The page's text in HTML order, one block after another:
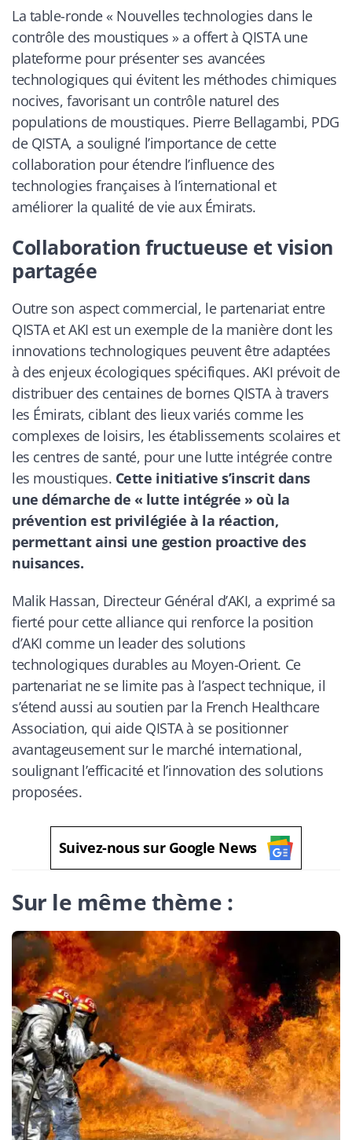
La table-ronde « Nouvelles technologies dans le
contrôle des moustiques » a offert à QISTA une
plateforme pour présenter ses avancées
technologiques qui évitent les méthodes chimiques
nocives, favorisant un contrôle naturel des
populations de moustiques. Pierre Bellagambi, PDG
de QISTA, a souligné l’importance de cette
collaboration pour étendre l’influence des
technologies françaises à l’international et
améliorer la qualité de vie aux Émirats.
Collaboration fructueuse et vision
partagée
Outre son aspect commercial, le partenariat entre
QISTA et AKI est un exemple de la manière dont les
innovations technologiques peuvent être adaptées
à des enjeux écologiques spécifiques. AKI prévoit de
distribuer des centaines de bornes QISTA à travers
les Émirats, ciblant des lieux variés comme les
complexes de loisirs, les établissements scolaires et
les centres de santé, pour une lutte intégrée contre
les moustiques. Cette initiative s’inscrit dans
une démarche de « lutte intégrée » où la
prévention est privilégiée à la réaction,
permettant ainsi une gestion proactive des
nuisances.
Malik Hassan, Directeur Général d’AKI, a exprimé sa
fierté pour cette alliance qui renforce la position
d’AKI comme un leader des solutions
technologiques durables au Moyen-Orient. Ce
partenariat ne se limite pas à l’aspect technique, il
s’étend aussi au soutien par la French Healthcare
Association, qui aide QISTA à se positionner
avantageusement sur le marché international,
soulignant l’efficacité et l’innovation des solutions
proposées.
Suivez-nous sur Google News
Sur le même thème :